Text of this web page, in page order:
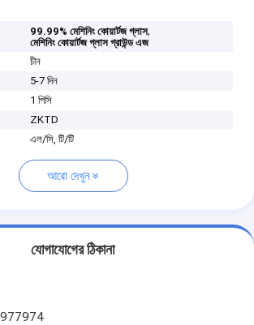
99.99% মেশিনিং কোয়ার্টজ গ্লাস,
মেশিনিং কোয়ার্টজ গ্লাস গ্রাউন্ড এজ
চীন
5-7 দিন
1 পিসি
ZKTD
এল/সি, টি/টি
আরো দেখুন
যোগাযোগের ঠিকানা